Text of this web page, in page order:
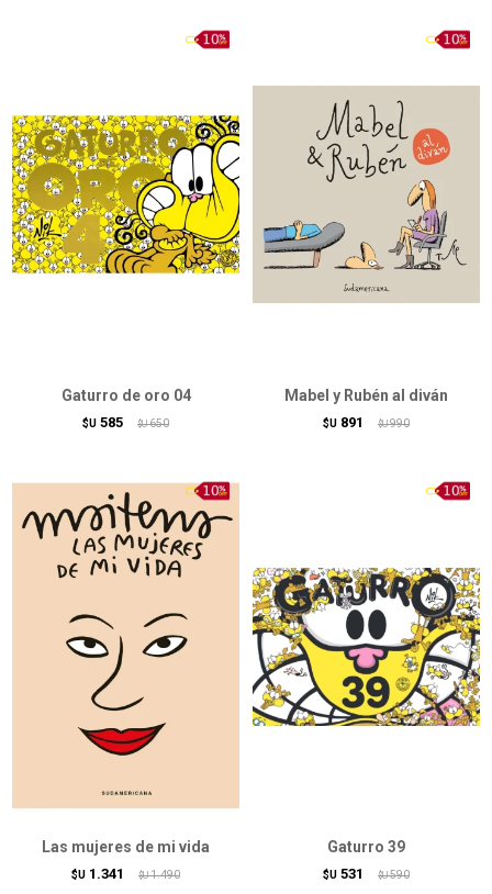
Gaturro de oro 04
$U 585 $U 650
Mabel y Rubén al diván
$U 891 $U 990
Las mujeres de mi vida
$U 1.341 $U 1.490
Gaturro 39
$U 531 $U 590